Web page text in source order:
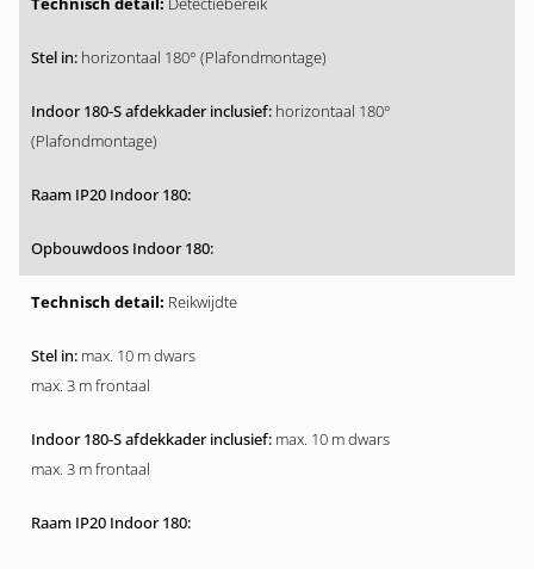
horizontaal 180° (Plafondmontage)
horizontaal 180°
(Plafondmontage)
Reikwijdte
max. 10 m dwars
max. 3 m frontaal
max. 10 m dwars
max. 3 m frontaal